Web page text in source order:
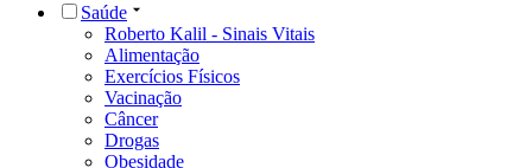
Saúde
Roberto Kalil - Sinais Vitais
Alimentação
Exercícios Físicos
Vacinação
Câncer
Drogas
Obesidade